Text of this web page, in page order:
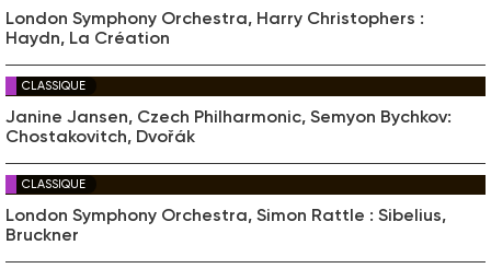
London Symphony Orchestra, Harry Christophers :
Haydn, La Création
CLASSIQUE
Janine Jansen, Czech Philharmonic, Semyon Bychkov:
Chostakovitch, Dvořák
CLASSIQUE
London Symphony Orchestra, Simon Rattle : Sibelius,
Bruckner